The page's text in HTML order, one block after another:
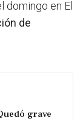
domingo en El
de
grave